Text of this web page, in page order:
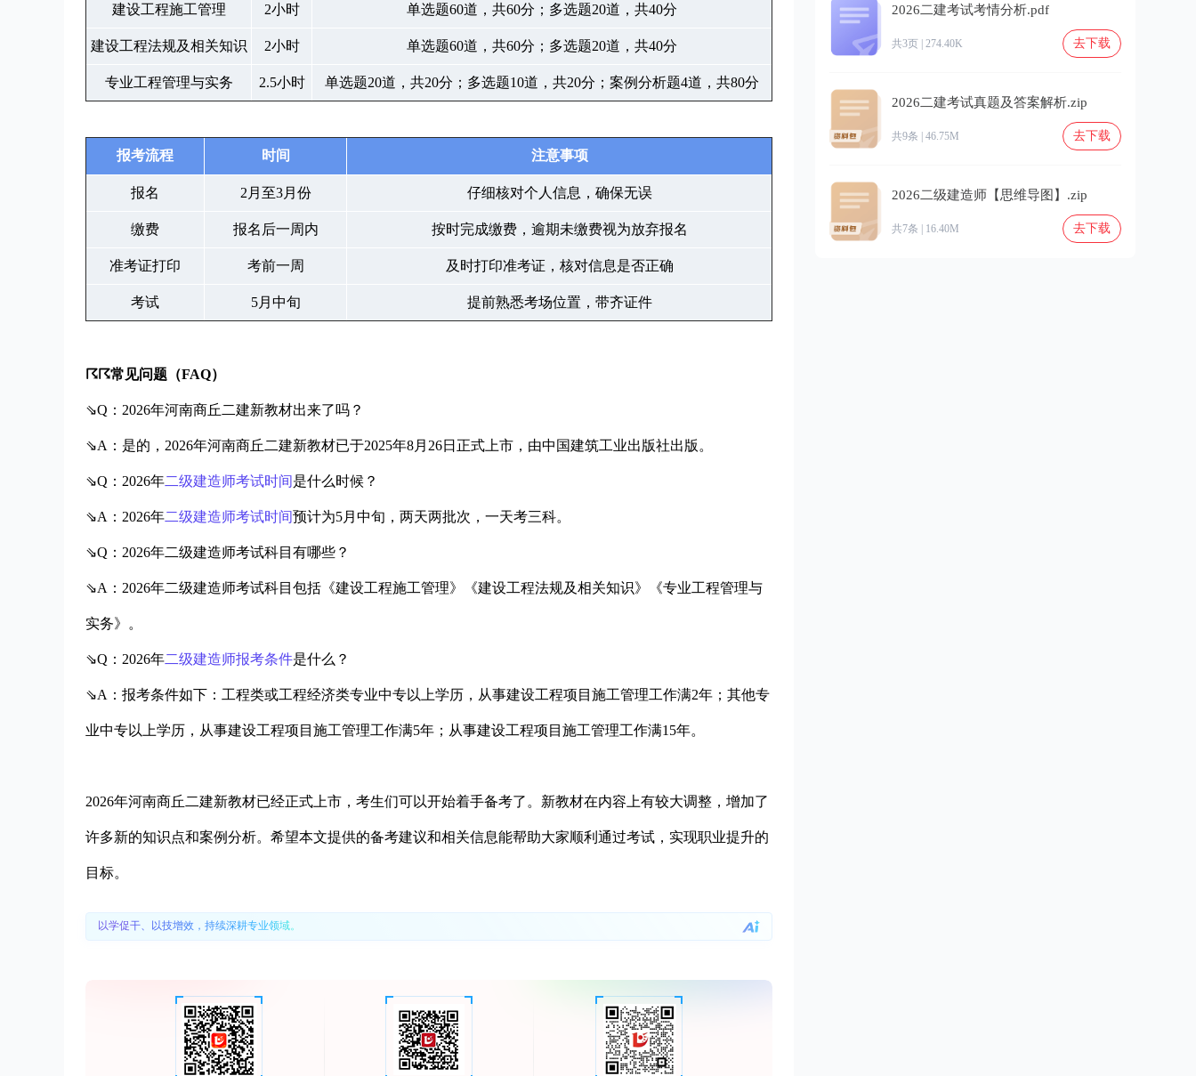
建设工程施工管理 2小时 单选题60道，共60分；多选题20道，共40分
建设工程法规及相关知识 2小时 单选题60道，共60分；多选题20道，共40分
专业工程管理与实务 2.5小时 单选题20道，共20分；多选题10道，共20分；案例分析题4道，共80分
报考流程 时间 注意事项
报名 2月至3月份 仔细核对个人信息，确保无误
缴费 报名后一周内 按时完成缴费，逾期未缴费视为放弃报名
准考证打印 考前一周 及时打印准考证，核对信息是否正确
考试 5月中旬 提前熟悉考场位置，带齐证件
☈☈常见问题（FAQ）
⇘Q：2026年河南商丘二建新教材出来了吗？
⇘A：是的，2026年河南商丘二建新教材已于2025年8月26日正式上市，由中国建筑工业出版社出版。
⇘Q：2026年二级建造师考试时间是什么时候？
⇘A：2026年二级建造师考试时间预计为5月中旬，两天两批次，一天考三科。
⇘Q：2026年二级建造师考试科目有哪些？
⇘A：2026年二级建造师考试科目包括《建设工程施工管理》《建设工程法规及相关知识》《专业工程管理与
实务》。
⇘Q：2026年二级建造师报考条件是什么？
⇘A：报考条件如下：工程类或工程经济类专业中专以上学历，从事建设工程项目施工管理工作满2年；其他专
业中专以上学历，从事建设工程项目施工管理工作满5年；从事建设工程项目施工管理工作满15年。
2026年河南商丘二建新教材已经正式上市，考生们可以开始着手备考了。新教材在内容上有较大调整，增加了
许多新的知识点和案例分析。希望本文提供的备考建议和相关信息能帮助大家顺利通过考试，实现职业提升的
目标。
以学促干、以技增效，持续深耕专业领域。
2026二建考试考情分析.pdf
共3页 | 274.40K 去下载
2026二建考试真题及答案解析.zip
共9条 | 46.75M 去下载
2026二级建造师【思维导图】.zip
共7条 | 16.40M 去下载